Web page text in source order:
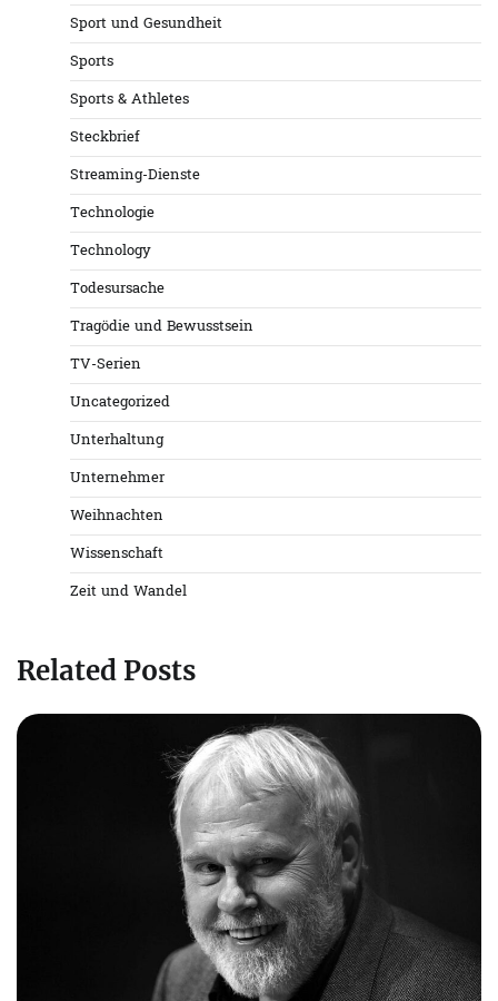
Sport und Gesundheit
Sports
Sports & Athletes
Steckbrief
Streaming-Dienste
Technologie
Technology
Todesursache
Tragödie und Bewusstsein
TV-Serien
Uncategorized
Unterhaltung
Unternehmer
Weihnachten
Wissenschaft
Zeit und Wandel
Related Posts